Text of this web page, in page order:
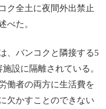
ク全土に夜間外出禁止
べた。
、バンコクと隣接する5
設に隔離されている。
働者の両方に生活費を
欠かすことのできない